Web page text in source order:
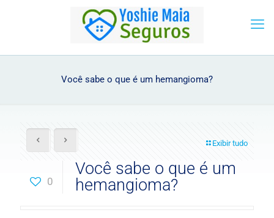
Você sabe o que é um hemangioma?
Exibir tudo
0
Você sabe o que é um
hemangioma?